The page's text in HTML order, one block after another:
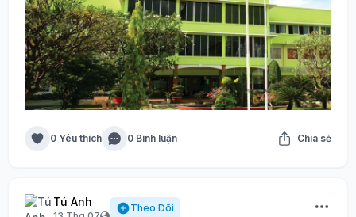
0 Yêu thích 0 Bình luận Chia sẻ
Tú Anh Theo Dõi